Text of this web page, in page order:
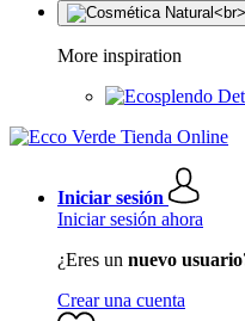
More inspiration
Iniciar sesión
Iniciar sesión ahora
¿Eres un nuevo
Crear una cuenta